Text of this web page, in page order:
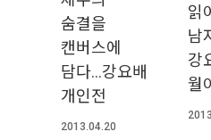
숨결을
캔버스에
담다…강요배
개인전
2013.04.20
읽
남
강
월